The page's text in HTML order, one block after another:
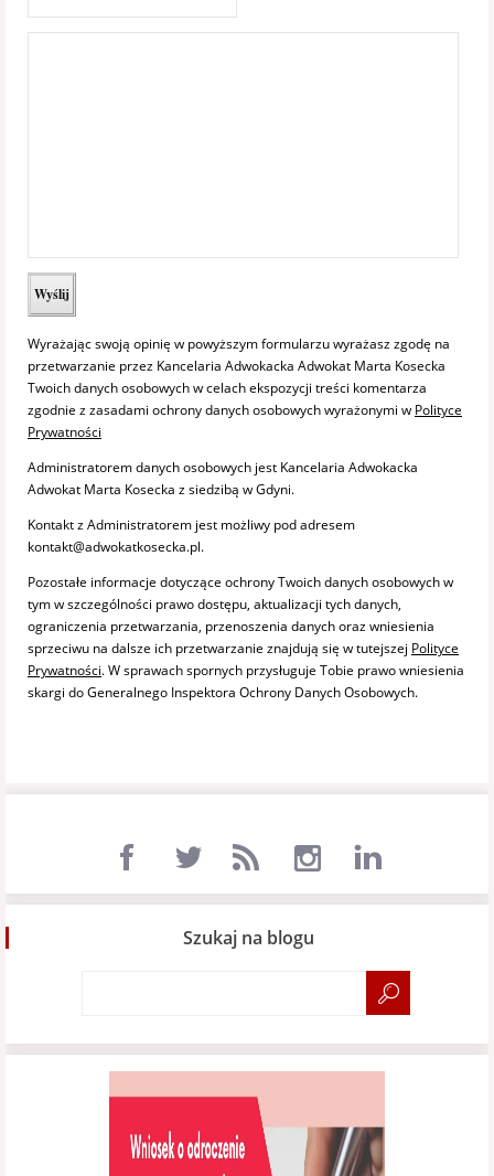
Wyrażając swoją opinię w powyższym formularzu wyrażasz zgodę na
przetwarzanie przez Kancelaria Adwokacka Adwokat Marta Kosecka
Twoich danych osobowych w celach ekspozycji treści komentarza
zgodnie z zasadami ochrony danych osobowych wyrażonymi w Polityce
Prywatności
Administratorem danych osobowych jest Kancelaria Adwokacka
Adwokat Marta Kosecka z siedzibą w Gdyni.
Kontakt z Administratorem jest możliwy pod adresem
kontakt@adwokatkosecka.pl.
Pozostałe informacje dotyczące ochrony Twoich danych osobowych w
tym w szczególności prawo dostępu, aktualizacji tych danych,
ograniczenia przetwarzania, przenoszenia danych oraz wniesienia
sprzeciwu na dalsze ich przetwarzanie znajdują się w tutejszej Polityce
Prywatności. W sprawach spornych przysługuje Tobie prawo wniesienia
skargi do Generalnego Inspektora Ochrony Danych Osobowych.
Szukaj na blogu